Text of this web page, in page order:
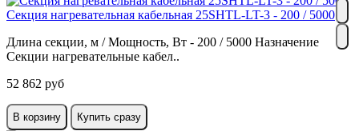
Секция нагревательная кабельная 25SHTL-LT-3 - 200 / 5000
Длина секции, м / Мощность, Вт - 200 / 5000 Назначение
Секции нагревательные кабел..
52 862 руб
В корзину Купить сразу